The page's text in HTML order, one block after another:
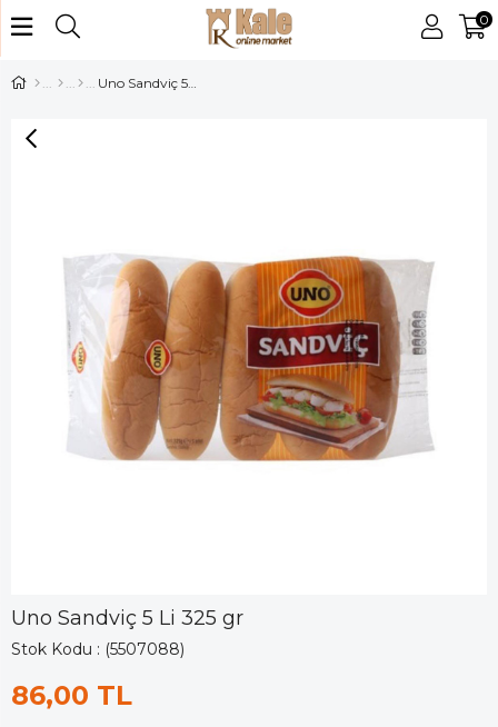
0
Uno Sandviç 5 Li 325 gr
Uno Sandviç 5 Li 325 gr
Stok Kodu (5507088)
86,00 TL